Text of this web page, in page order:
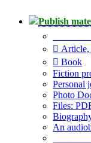
Publish
Article,
Book
Fiction
Personal
Photo
Files:
An